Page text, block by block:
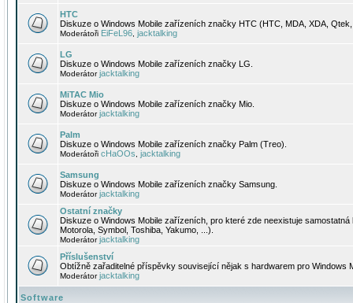
HTC
Diskuze o Windows Mobile zařízeních značky HTC (HTC, MDA, XDA,
Moderátoři EiFeL96 jacktalking
LG
Diskuze o Windows Mobile zařízeních značky LG.
Moderátorjacktalking
MiTAC Mio
Diskuze o Windows Mobile zařízeních značky Mio.
Moderátorjacktalking
Palm
Diskuze o Windows Mobile zařízeních značky Palm (Treo).
Moderátoři cHaOOs jacktalking
Samsung
Diskuze o Windows Mobile zařízeních značky Samsung.
Moderátorjacktalking
Ostatní značky
Diskuze o Windows Mobile zařízeních, pro které zde neexistuje
Motorola, Symbol, Toshiba, Yakumo, ...).
Moderátorjacktalking
Příslušenství
Obtížně zařaditelné příspěvky související nějak s hardwarem pro Windows
Moderátorjacktalking
Software